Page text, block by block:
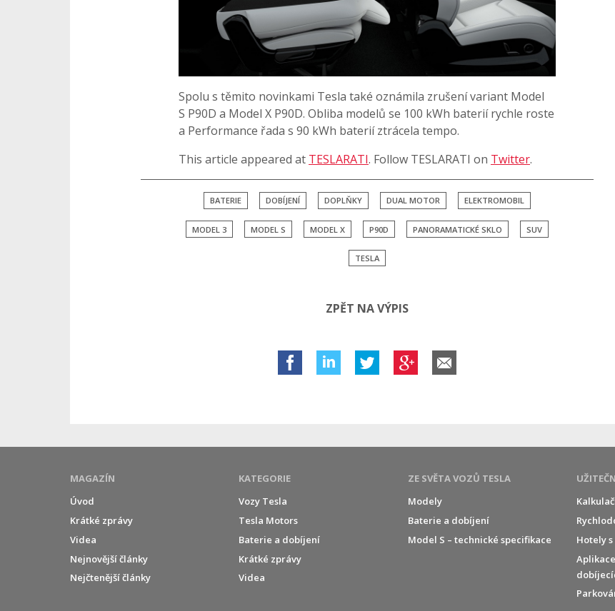
Spolu s těmito novinkami Tesla také oznámila zrušení variant Model
S P90D a Model X P90D. Obliba modelů se 100 kWh baterií rychle roste
a Performance řada s 90 kWh baterií ztrácela tempo.
This article appeared at TESLARATI. Follow TESLARATI on Twitter.
BATERIE DOBÍJENÍ DOPLŇKY DUAL MOTOR ELEKTROMOBIL
MODEL 3 MODEL S MODEL X P90D PANORAMATICKÉ SKLO SUV
TESLA
ZPĚT NA VÝPIS
MAGAZÍN
Úvod
Krátké zprávy
Videa
Nejnovější články
Nejčtenější články
KATEGORIE
Vozy Tesla
Tesla Motors
Baterie a dobíjení
Krátké zprávy
Videa
ZE SVĚTA VOZŮ TESLA
Modely
Baterie a dobíjení
Model S – technické specifikace
Hotely